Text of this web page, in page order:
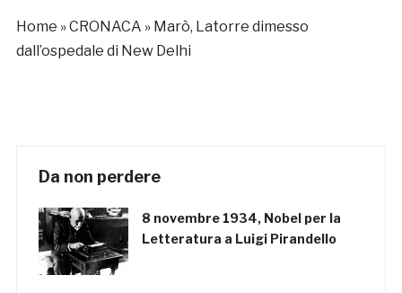
Home »CRONACA » Marò, Latorre dimesso
dall’ospedale di New Delhi
Da non perdere
8 novembre 1934, Nobel per la
Letteratura a Luigi Pirandello